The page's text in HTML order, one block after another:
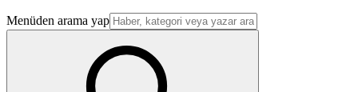
Menüden arama yap